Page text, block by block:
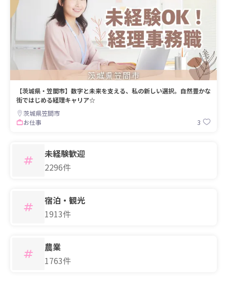
【茨城県・笠間市】数字と未来を支える、私の新しい選択。自然豊かな
街ではじめる経理キャリア☆
茨城県笠間市
お仕事
3
未経験歓迎
2296件
宿泊・観光
1913件
農業
1763件